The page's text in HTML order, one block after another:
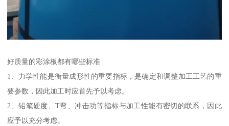
好质量的彩涂板都有哪些标准
1、力学性能是衡量成形性的重要指标，是确定和调整加工工艺的重
要参数，因此加工时应首先予以考虑。
2、铅笔硬度、T弯、冲击功等指标与加工性能有密切的联系，因此
应予以充分考虑。